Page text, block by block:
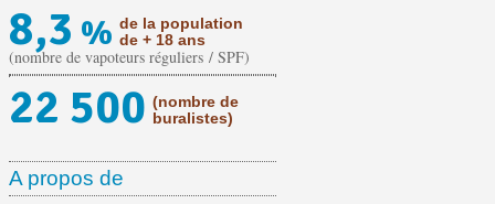
8,3 % de la population
de + 18 ans
(nombre de vapoteurs réguliers / SPF)
22 500 (nombre de
buralistes)
A propos de